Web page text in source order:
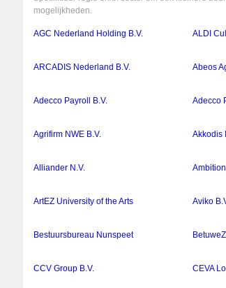
mogelijkheden.
AGC Nederland Holding B.V. ALDI
ARCADIS Nederland B.V. Abeos
Adecco Payroll B.V. Adecco
Agrifirm NWE B.V. Akkodis
Alliander N.V.
ArtEZ University of the Arts Aviko
Bestuursbureau Nunspeet
CCV Group B.V. CEVA